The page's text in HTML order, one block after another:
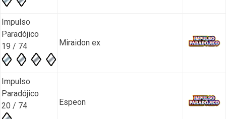
Impulso
Paradójico
19 / 74
Miraidon ex
Impulso
Paradójico
20 / 74
Espeon